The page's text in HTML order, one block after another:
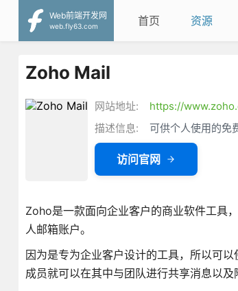
Web前端开发网
web.fly63.com
首页 资源
Zoho Mail
网站地址:
https://
描述信息:
可供个人使用的免
访问官网
Zoho是一款面向企业客户的商业软件工具
人邮箱账户。
因为是专为企业客户设计的工具，所以可
成员就可以在其中与团队进行共享消息以及